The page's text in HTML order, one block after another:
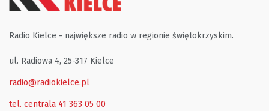
Radio Kielce - największe radio w regionie świętokrzyskim.
ul. Radiowa 4, 25-317 Kielce
radio@radiokielce.pl
tel. centrala 41 363 05 00